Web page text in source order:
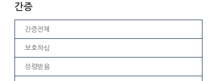
간증
간증전체
보호하심
성령받음